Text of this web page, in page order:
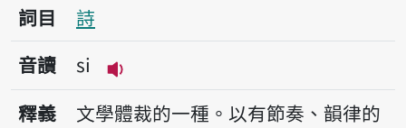
詞目
詩
音讀
si
播放音讀si
釋義
文學體裁的一種。以有節奏、韻律的